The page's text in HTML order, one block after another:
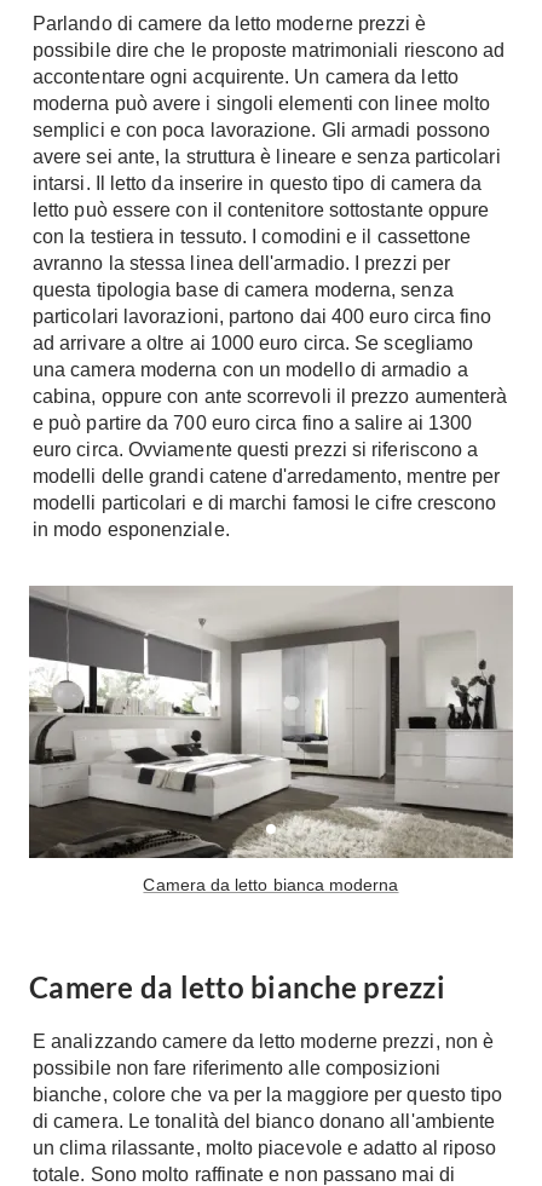
Pareti Attrezzate
Porta Tv
Contatti
Divani
Divani moderni
Divani classici
Poltrone
Poltroncine
Divanoletto
Chaise Longue
Divani Angolo
Divani in Pelle
Complementi
Sedie
Tavolini
Tappeti
Oggettistica
Complementi arredo
Notte
Camere Matrimoniali
Letti
Comodino
Piumini
Letti Contenitore
Letti a Scomparsa
Armadi
Armadio ante Battenti
Chiller
Pompe di calore
Ecologia
Geotermia
Case in Legno
Case Prefabbricate
Fotovoltaico
Riciclo
Energie Rinnovabili
Bioedilizia
Teleriscaldamento
Cura della casa
Pulizia
Lavapavimenti
Progetti
Ristrutturazione
Progetto
Norme
Il Verde
Televisori
Hi-Fi
Home-Theatre
Console
Porte
Parlando di camere da letto moderne prezzi è
possibile dire che le proposte matrimoniali riescono ad
accontentare ogni acquirente. Un camera da letto
moderna può avere i singoli elementi con linee molto
semplici e con poca lavorazione. Gli armadi possono
avere sei ante, la struttura è lineare e senza particolari
intarsi. Il letto da inserire in questo tipo di camera da
letto può essere con il contenitore sottostante oppure
con la testiera in tessuto. I comodini e il cassettone
avranno la stessa linea dell'armadio. I prezzi per
questa tipologia base di camera moderna, senza
particolari lavorazioni, partono dai 400 euro circa fino
ad arrivare a oltre ai 1000 euro circa. Se scegliamo
una camera moderna con un modello di armadio a
cabina, oppure con ante scorrevoli il prezzo aumenterà
e può partire da 700 euro circa fino a salire ai 1300
euro circa. Ovviamente questi prezzi si riferiscono a
modelli delle grandi catene d'arredamento, mentre per
modelli particolari e di marchi famosi le cifre crescono
in modo esponenziale.
Camera da letto bianca moderna
Camere da letto bianche prezzi
E analizzando camere da letto moderne prezzi, non è
possibile non fare riferimento alle composizioni
bianche, colore che va per la maggiore per questo tipo
di camera. Le tonalità del bianco donano all'ambiente
un clima rilassante, molto piacevole e adatto al riposo
totale. Sono molto raffinate e non passano mai di